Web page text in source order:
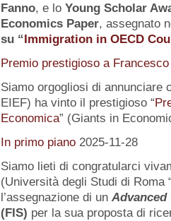
Fanno, e lo Young Scholar
Economics Paper, assegnato
su“Immigration in OECD
Premio prestigioso a
Siamo orgogliosi di annunciare
EIEF) ha vinto il prestigioso “
Economica” (Giants in
In primo piano 2025-11-28
Siamo lieti di congratularci
(Università degli Studi di Roma
l’assegnazione di un Advanced
(FIS) per la sua proposta di